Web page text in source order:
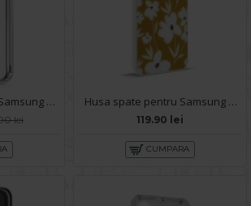
Husa spate pentru Samsung Galaxy S23 FE 5G - Protect+
lei
Husa spate pentru Samsung Galaxy S23 FE - Happy case
119.90 lei
CUMPARA